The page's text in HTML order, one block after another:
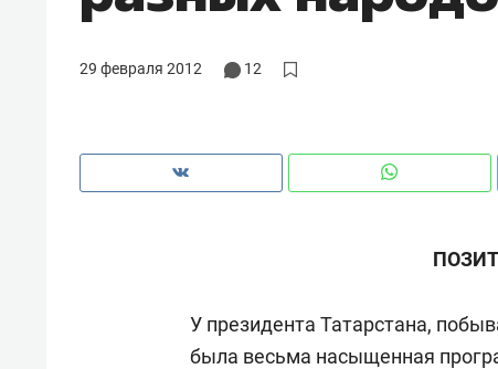
29 февраля 2012 12
У президента Татарстана,
была весьма насыщенная